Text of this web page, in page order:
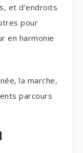
et d’endroits
pour
en harmonie
la marche,
parcours